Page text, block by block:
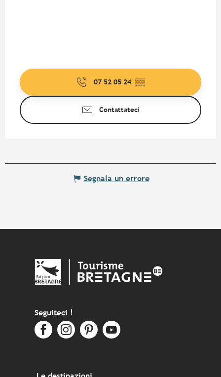
07 52 05 24 ▒▒
Contattateci
Segnala un errore
Seguiteci !